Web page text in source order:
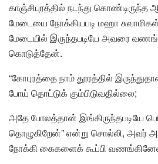
காஞ்சிபுரத்தில் நடந்து
மேடையை நோக்கியபடி மஹா
மேடையில் இருந்தபடியே அவரை
கொடுத்தேன்.
“கோபுரத்தை நாம் தூரத்தில்
போய் தொட்டுக் கும்பிடுவதில்லை;
அதே போலத்தான் இங்கிருந்தபடியே
தொழுகிறேன்” என்று சொல்லி, அவர்
நோக்கி கைகளைக் கூப்பி